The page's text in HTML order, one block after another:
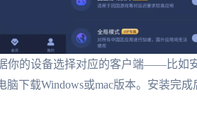
你的设备选择对应的客户端——比如
脑下载Windows或mac版本。安装完